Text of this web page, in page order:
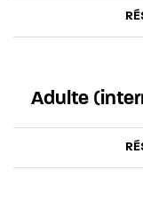
Adulte